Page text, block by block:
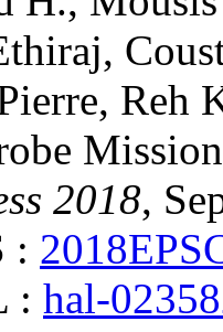
,
, Reh
2018,
:
: hal-